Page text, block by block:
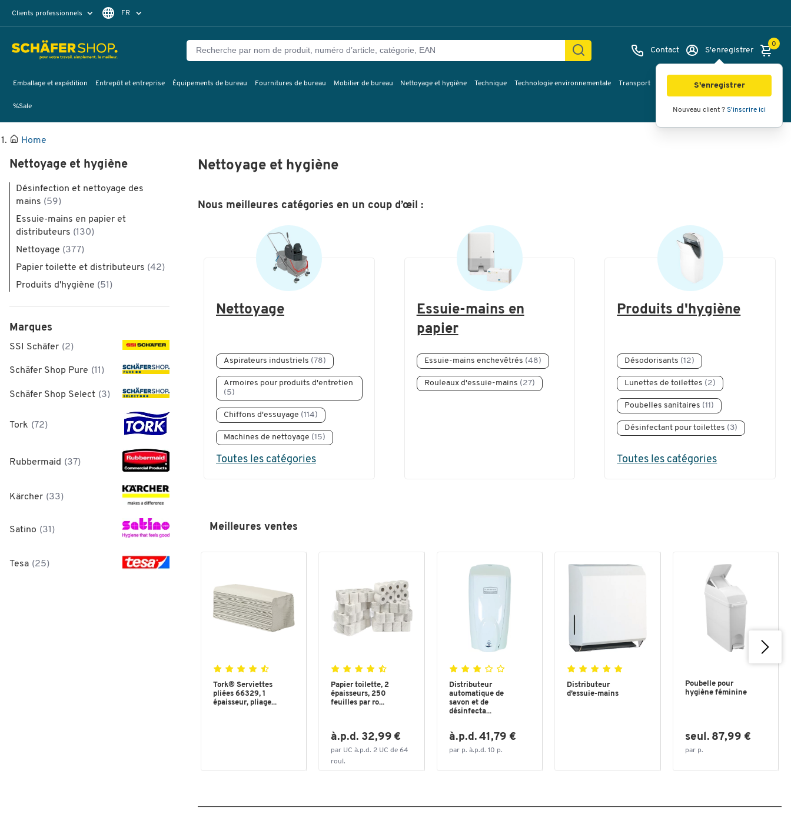
Clients professionnels FR
Contact S'enregistrer
S'enregistrer
Nouveau client ? S'inscrire ici
0
Emballage et expédition Entrepôt et entreprise Équipements de bureau Fournitures de bureau Mobilier de bureau Nettoyage et hygiène Technique Technologie environnementale Transport Services & planification Inspiration
%Sale
Home
Nettoyage et hygiène
Désinfection et nettoyage des
mains (59)
Essuie-mains en papier et
distributeurs (130)
Nettoyage (377)
Papier toilette et distributeurs (42)
Produits d'hygiène (51)
Marques
SSI Schäfer (2)
Schäfer Shop Pure (11)
Schäfer Shop Select (3)
Tork (72)
Rubbermaid (37)
Kärcher (33)
Satino (31)
Tesa (25)
Nettoyage et hygiène
Nous meilleures catégories en un coup d’œil :
Nettoyage
Aspirateurs industriels (78)
Armoires pour produits d'entretien
(5)
Chiffons d'essuyage (114)
Machines de nettoyage (15)
Toutes les catégories
Essuie-mains en
papier
Essuie-mains enchevêtrés (48)
Rouleaux d'essuie-mains (27)
Produits d'hygiène
Désodorisants (12)
Lunettes de toilettes (2)
Poubelles sanitaires (11)
Désinfectant pour toilettes (3)
Toutes les catégories
Meilleures ventes
Tork® Serviettes
pliées 66329, 1
épaisseur, pliage...
Papier toilette, 2
épaisseurs, 250
feuilles par ro...
à.p.d. 32,99 €
par UC à.p.d. 2 UC de 64
roul.
Distributeur
automatique de
savon et de
désinfecta...
à.p.d. 41,79 €
par p. à.p.d. 10 p.
Distributeur
d’essuie-mains
Poubelle pour
hygiène féminine
seul. 87,99 €
par p.